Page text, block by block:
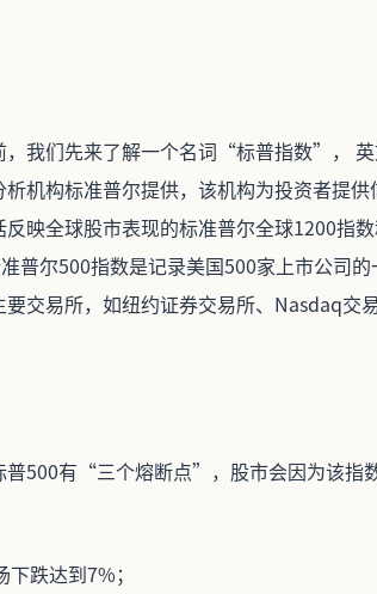
我们先来了解一个名词“标普指数”， 英
机构标准普尔提供，该机构为投资者提供
映全球股市表现的标准普尔全球1200指
普尔500指数是记录美国500家上市公司
交易所，如纽约证券交易所、Nasdaq交
普500有“三个熔断点”，股市会因为该指
跌达到7%；